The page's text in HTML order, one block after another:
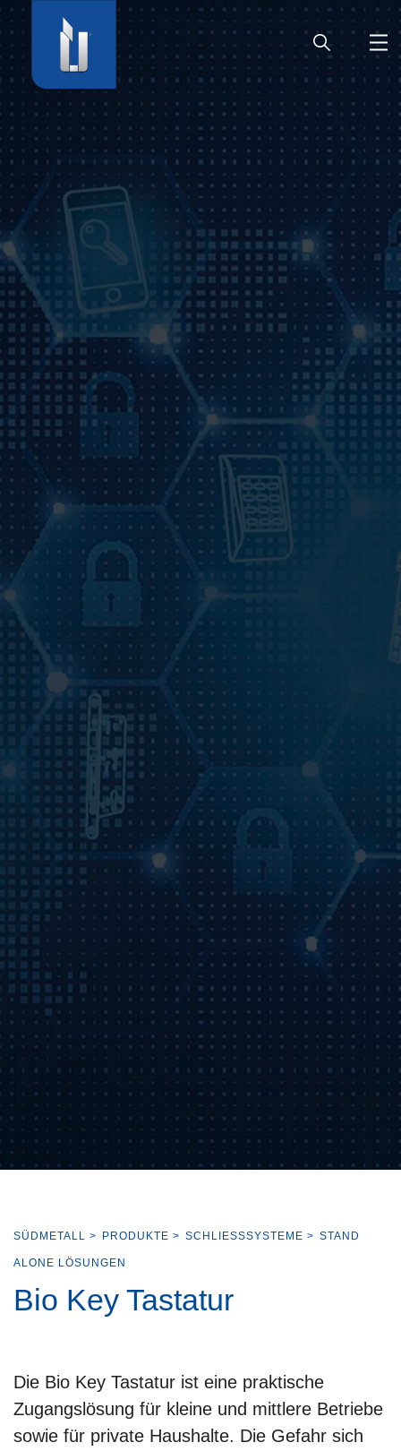
HOME
UNTERNEHMEN
KARRIERE
SERVICE
VIDEOS
KONTAKT
SÜDMETALL > PRODUKTE > SCHLIESSSYSTEME > STAND
ALONE LÖSUNGEN
Bio Key Tastatur
Die Bio Key Tastatur ist eine praktische
Zugangslösung für kleine und mittlere Betriebe
sowie für private Haushalte. Die Gefahr sich